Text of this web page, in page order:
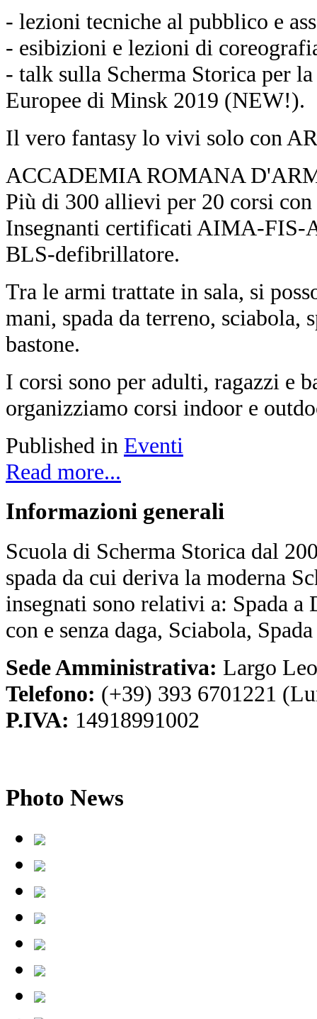
- lezioni tecniche al pubblico e
- esibizioni e lezioni di
- talk sulla Scherma Storica per
Europee di Minsk 2019 (NEW!).
Il vero fantasy lo vivi solo con
ACCADEMIA ROMANA
Più di 300 allievi per 20 corsi con
Insegnanti certificati AIMA-FIS-
BLS-defibrillatore.
Tra le armi trattate in sala, si
mani, spada da terreno, sciabola,
bastone.
I corsi sono per adulti, ragazzi e
organizziamo corsi indoor e
Published in Eventi
Read more...
Informazioni generali
Scuola di Scherma Storica dal
spada da cui deriva la moderna
insegnati sono relativi a: Spada a
con e senza daga, Sciabola,
Sede Amministrativa: Largo
Telefono: (+39) 393 6701221
P.IVA: 14918991002
Photo News